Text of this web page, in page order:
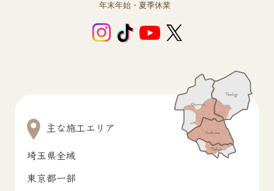
年末年始・夏季休業
主な施工エリア
埼玉県全域
東京都一部